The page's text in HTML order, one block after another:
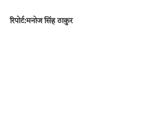
रिपोर्ट:मनोज सिंह ठाकुर